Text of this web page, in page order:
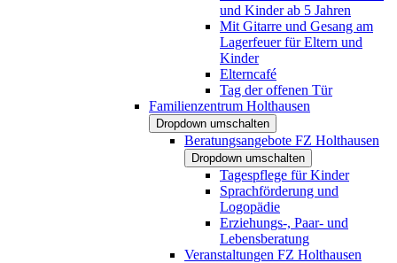
und Kinder ab 5 Jahren
Mit Gitarre und Gesang am
Lagerfeuer für Eltern und
Kinder
Elterncafé
Tag der offenen Tür
Familienzentrum Holthausen
Dropdown umschalten
Beratungsangebote FZ Holthausen
Dropdown umschalten
Tagespflege für Kinder
Sprachförderung und
Logopädie
Erziehungs-, Paar- und
Lebensberatung
Veranstaltungen FZ Holthausen